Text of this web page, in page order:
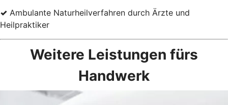
✓ Ambulante Naturheilverfahren durch Ärzte und
Heilpraktiker
Weitere Leistungen fürs
Handwerk